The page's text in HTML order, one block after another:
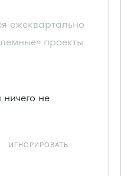
ежеквартально
проекты
не
ИГНОРИРОВАТЬ